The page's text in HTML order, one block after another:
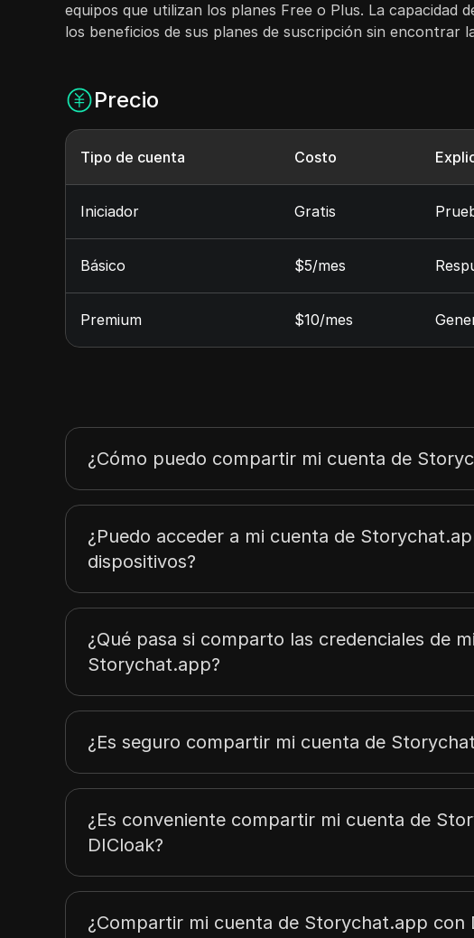
equipos que utilizan los planes Free o Plus. La capacidad
los beneficios de sus planes de suscripción sin encontrar
Precio
Tipo de cuenta Costo
Iniciador Gratis
Básico $5/mes
Premium $10/mes
¿Cómo puedo compartir mi cuenta de
¿Puedo acceder a mi cuenta de
dispositivos?
¿Qué pasa si comparto las credenciales de
Storychat.app?
¿Es seguro compartir mi cuenta de
¿Es conveniente compartir mi cuenta de
DICloak?
¿Compartir mi cuenta de Storychat.app con